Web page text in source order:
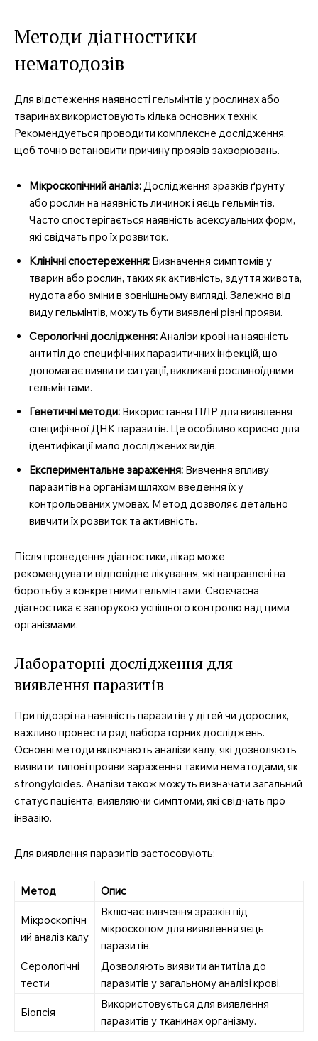
Методи діагностики
нематодозів
Для відстеження наявності гельмінтів у рослинах або
тваринах використовують кілька основних технік.
Рекомендується проводити комплексне дослідження,
щоб точно встановити причину проявів захворювань.
Мікроскопічний аналіз:Дослідження зразків ґрунту
або рослин на наявність личинок і яєць гельмінтів.
Часто спостерігається наявність асексуальних форм,
які свідчать про їх розвиток.
Клінічні спостереження: Визначення симптомів у
тварин або рослин, таких як активність, здуття живота,
нудота або зміни в зовнішньому вигляді. Залежно від
виду гельмінтів, можуть бути виявлені різні прояви.
Серологічні дослідження:Аналізи крові на наявність
антитіл до специфічних паразитичних інфекцій, що
допомагає виявити ситуації, викликані рослиноїдними
гельмінтами.
Генетичні методи: Використання ПЛР для виявлення
специфічної ДНК паразитів. Це особливо корисно для
ідентифікації мало досліджених видів.
Експериментальне зараження: Вивчення впливу
паразитів на організм шляхом введення їх у
контрольованих умовах. Метод дозволяє детально
вивчити їх розвиток та активність.
Після проведення діагностики, лікар може
рекомендувати відповідне лікування, які направлені на
боротьбу з конкретними гельмінтами. Своєчасна
діагностика є запорукою успішного контролю над цими
організмами.
Лабораторні дослідження для
виявлення паразитів
При підозрі на наявність паразитів у дітей чи дорослих,
важливо провести ряд лабораторних досліджень.
Основні методи включають аналізи калу, які дозволяють
виявити типові прояви зараження такими нематодами, як
strongyloides. Аналізи також можуть визначати загальний
статус пацієнта, виявляючи симптоми, які свідчать про
інвазію.
Для виявлення паразитів застосовують:
Метод Опис
Мікроскопічн
ий аналіз калу
Включає вивчення зразків під
мікроскопом для виявлення яєць
паразитів.
Серологічні
тести
Дозволяють виявити антитіла до
паразитів у загальному аналізі крові.
Біопсія
Використовується для виявлення
паразитів у тканинах організму.